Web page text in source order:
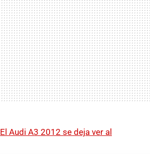
El Audi A3 2012 se deja ver al